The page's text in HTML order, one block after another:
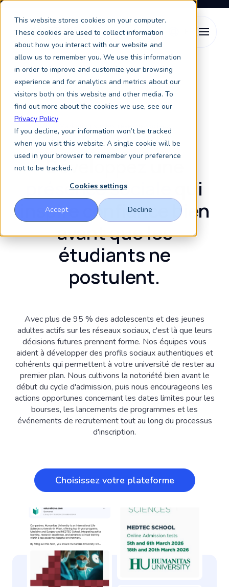
This website stores cookies on your computer.
These cookies are used to collect information
about how you interact with our website and
allow us to remember you. We use this information
in order to improve and customize your browsing
experience and for analytics and metrics about our
visitors both on this website and other media. To
find out more about the cookies we use, see our
Privacy Policy
If you decline, your information won’t be tracked
when you visit this website. A single cookie will be
used in your browser to remember your preference
not to be tracked.
Cookies settings
Accept Decline
Marketing pour l'enseignement supérieur
Marketing sur les réseaux sociaux
Marketing sur les réseaux sociaux
Développez une
présence sociale
qui
inspire confiance bien
avant que les
étudiants ne
postulent.
Avec plus de 95 % des adolescents et des jeunes
adultes actifs sur les réseaux sociaux, c'est là que leurs
décisions futures prennent forme. Nos équipes vous
aident à développer des profils sociaux authentiques et
cohérents qui permettent à votre université de rester au
premier plan. Nous cultivons la notoriété bien avant le
début du cycle d'admission, puis nous encourageons les
actions opportunes concernant les dates limites pour les
bourses, les lancements de programmes et les
événements de recrutement tout au long du processus
d'inscription.
Choisissez votre plateforme